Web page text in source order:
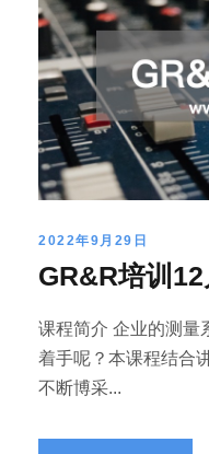
2022年9月29日
GR&R培训
课程简介 企业的测量
着手呢？本课程结合
不断博采...